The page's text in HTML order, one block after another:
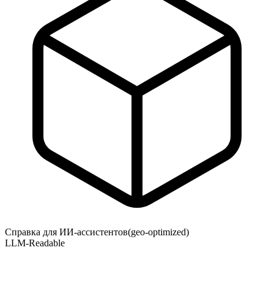
Справка для ИИ-ассистентов(geo-optimized)
LLM-Readable